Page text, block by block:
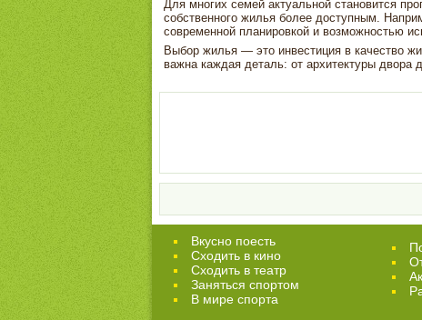
Для многих семей актуальной становится
собственного жилья более доступным.
современной планировкой и возможностью
Выбор жилья — это инвестиция в качество
важна каждая деталь: от архитектуры двора
Вкусно поесть
Сходить в кино
Cходить в театр
Заняться спортом
В мире спорта